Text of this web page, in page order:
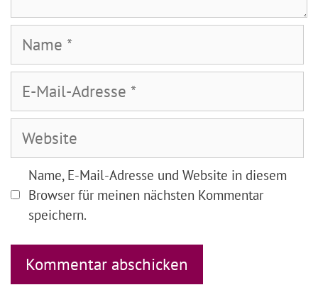
Mail-
Adresse
Name, E-Mail-Adresse und Website in diesem
Browser für meinen nächsten Kommentar
speichern.